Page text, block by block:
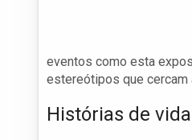
eventos como esta
estereótipos que cercam
Histórias de